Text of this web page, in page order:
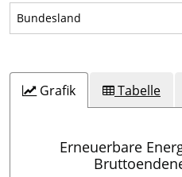
Bundesland
Grafik Tabelle
Erneuerbare